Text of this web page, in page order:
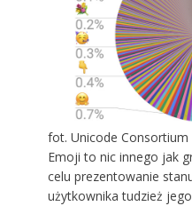
fot. Unicode Consortium
Emoji to nic innego jak
celu prezentowanie
użytkownika tudzież